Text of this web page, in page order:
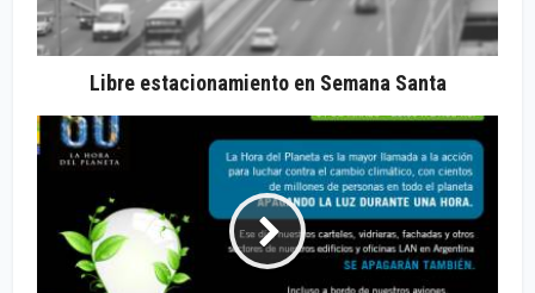
Libre estacionamiento en Semana Santa